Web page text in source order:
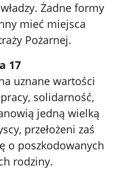
Żadne formy
mieć miejsca
Pożarnej.
17
uznane wartości
solidarność,
jedną wielką
przełożeni zaś
o poszkodowanych
rodziny.